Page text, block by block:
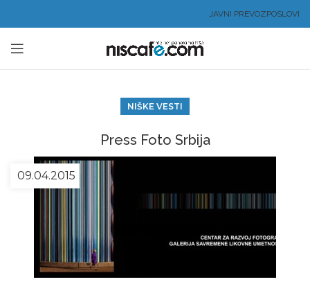
JAVNI PREVOZPOSLOVI
NIŠKE VESTI
Press Foto Srbija
09.04.2015